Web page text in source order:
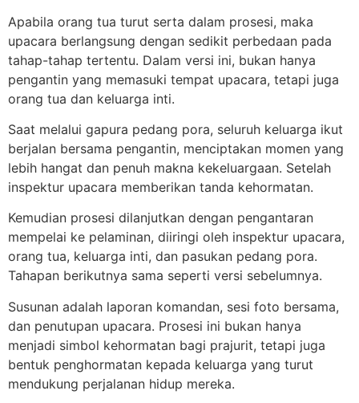
Apabila orang tua turut serta dalam prosesi, maka
upacara berlangsung dengan sedikit perbedaan pada
tahap-tahap tertentu. Dalam versi ini, bukan hanya
pengantin yang memasuki tempat upacara, tetapi juga
orang tua dan keluarga inti.
Saat melalui gapura pedang pora, seluruh keluarga ikut
berjalan bersama pengantin, menciptakan momen yang
lebih hangat dan penuh makna kekeluargaan. Setelah
inspektur upacara memberikan tanda kehormatan.
Kemudian prosesi dilanjutkan dengan pengantaran
mempelai ke pelaminan, diiringi oleh inspektur upacara,
orang tua, keluarga inti, dan pasukan pedang pora.
Tahapan berikutnya sama seperti versi sebelumnya.
Susunan adalah laporan komandan, sesi foto bersama,
dan penutupan upacara. Prosesi ini bukan hanya
menjadi simbol kehormatan bagi prajurit, tetapi juga
bentuk penghormatan kepada keluarga yang turut
mendukung perjalanan hidup mereka.